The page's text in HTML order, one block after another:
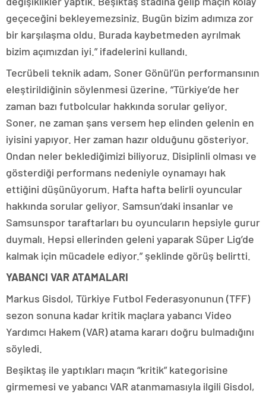
geçeceğini bekleyemezsiniz. Bugün bizim adımıza zor
bir karşılaşma oldu. Burada kaybetmeden ayrılmak
bizim açımızdan iyi.” ifadelerini kullandı.
Tecrübeli teknik adam, Soner Gönül’ün performansının
eleştirildiğinin söylenmesi üzerine, “Türkiye’de her
zaman bazı futbolcular hakkında sorular geliyor.
Soner, ne zaman şans versem hep elinden gelenin en
iyisini yapıyor. Her zaman hazır olduğunu gösteriyor.
Ondan neler beklediğimizi biliyoruz. Disiplinli olması ve
gösterdiği performans nedeniyle oynamayı hak
ettiğini düşünüyorum. Hafta hafta belirli oyuncular
hakkında sorular geliyor. Samsun’daki insanlar ve
Samsunspor taraftarları bu oyuncuların hepsiyle gurur
duymalı. Hepsi ellerinden geleni yaparak Süper Lig’de
kalmak için mücadele ediyor.” şeklinde görüş belirtti.
YABANCI VAR ATAMALARI
Markus Gisdol, Türkiye Futbol Federasyonunun (TFF)
sezon sonuna kadar kritik maçlara yabancı Video
Yardımcı Hakem (VAR) atama kararı doğru bulmadığını
söyledi.
Beşiktaş ile yaptıkları maçın “kritik” kategorisine
girmemesi ve yabancı VAR atanmamasıyla ilgili Gisdol,